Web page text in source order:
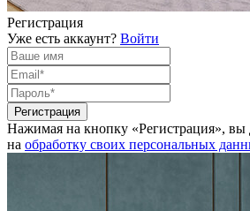
Регистрация
Уже есть аккаунт? Войти
Нажимая на кнопку «Регистрация», вы
на обработку своих персональных